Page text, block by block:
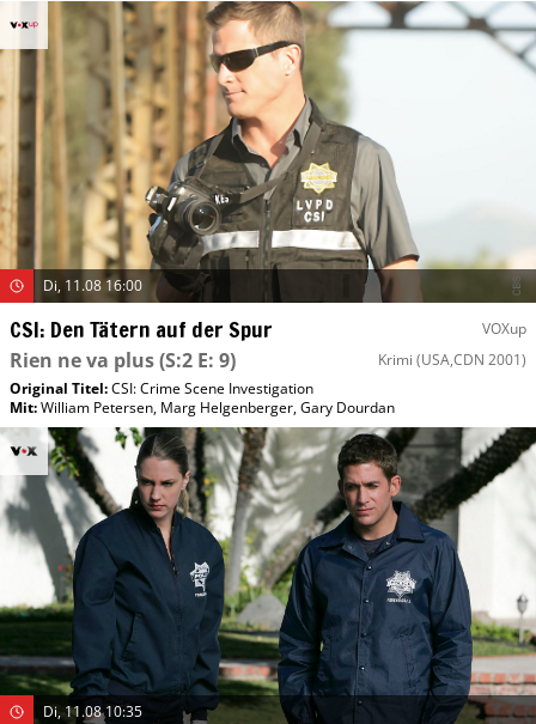
Di, 11.08 16:00
CSI: Den Tätern auf der Spur VOXup
Rien ne va plus(S:2 E: 9) Krimi (USA,CDN 2001)
Original Titel:CSI: Crime Scene Investigation
Mit:William Petersen, Marg Helgenberger,Gary Dourdan
Di, 11.08 10:35